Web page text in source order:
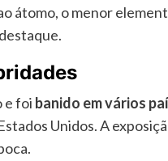
átomo, o menor
e foi banido em vários
Unidos. A